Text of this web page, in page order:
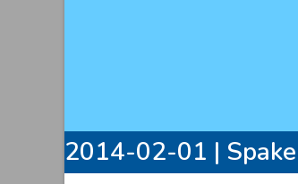
2014-02-01 |